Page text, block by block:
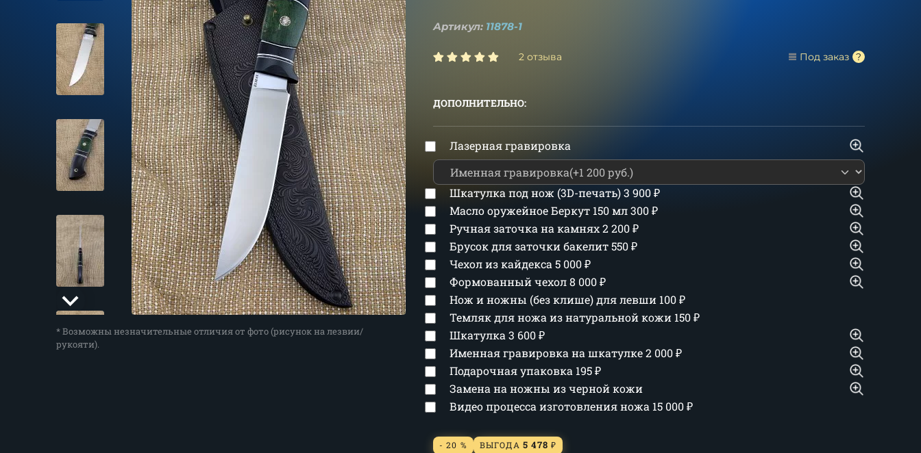
* Возможны незначительные отличия от фото (рисунок на лезвии/
рукояти).
Артикул: 11878-1
2 отзыва Под заказ
ДОПОЛНИТЕЛЬНО:
Лазерная гравировка
Шкатулка под нож (3D-печать)3 900₽
Масло оружейное Беркут 150 мл300₽
Ручная заточка на камнях2 200₽
Брусок для заточки бакелит550₽
Чехол из кайдекса 5 000₽
Формованный чехол8 000₽
Нож и ножны (без клише) для левши 100₽
Темляк для ножа из натуральной кожи 150₽
Шкатулка 3 600₽
Именная гравировка на шкатулке2 000₽
Подарочная упаковка 195₽
Замена на ножны из черной кожи
Видео процесса изготовления ножа 15 000₽
- 20 % ВЫГОДА 5 478 ₽